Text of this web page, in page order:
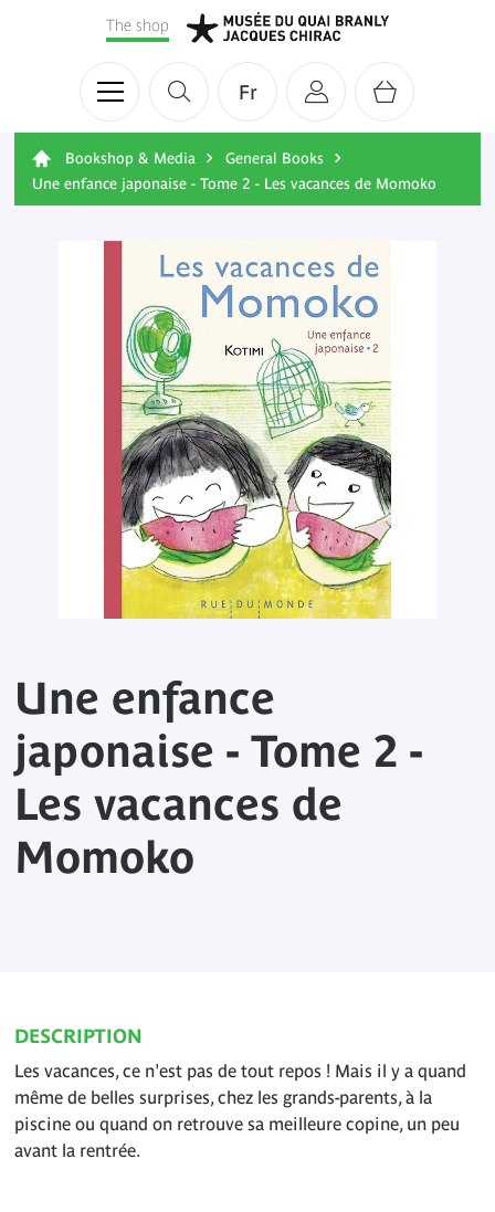
Fr
The shop
Bookshop & Media
General Books
Une enfance japonaise - Tome 2 - Les vacances de Momoko
Une enfance
japonaise - Tome 2 -
Les vacances de
Momoko
DESCRIPTION
Les vacances, ce n'est pas de tout repos ! Mais il y a quand
même de belles surprises, chez les grands-parents, à la
piscine ou quand on retrouve sa meilleure copine, un peu
avant la rentrée.